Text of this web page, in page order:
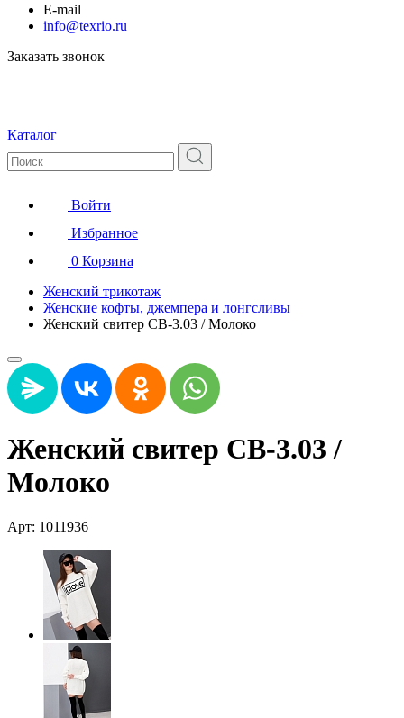
E-mail
info@texrio.ru
Заказать звонок
Каталог
Войти
Избранное
0 Корзина
Женский трикотаж
Женские кофты, джемпера и лонгсливы
Женский свитер СВ-3.03 / Молоко
Женский свитер СВ-3.03 /
Молоко
Арт: 1011936